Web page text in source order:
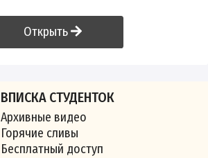
Открыть
ВПИСКА СТУДЕНТОК
Архивные видео
Горячие сливы
Бесплатный доступ